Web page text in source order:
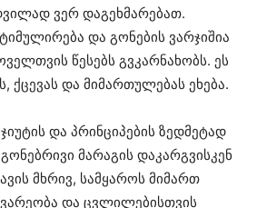
ვერ დაგეხმარებათ.
და გონების ვარჯიშია
წესებს გვკარნახობს. ეს
ქცევას და მიმართულებას ეხება.
და პრინციპების ზედმეტად
მარაგის დაკარგვისკენ
მხრივ, სამყაროს მიმართ
და ცვლილებისთვის